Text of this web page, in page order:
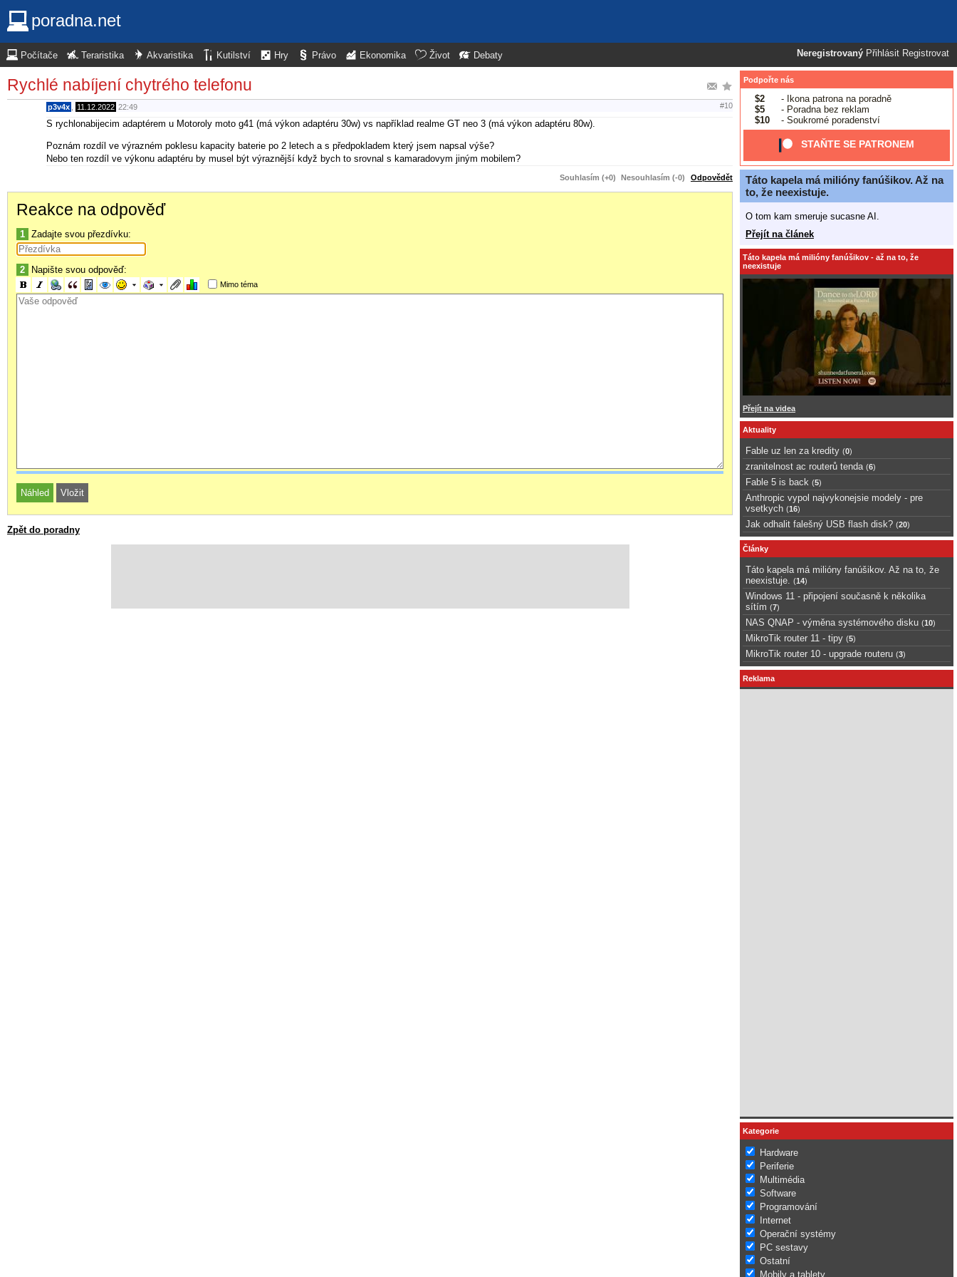
poradna.net
Neregistrovaný Přihlásit Registrovat
Počítače Teraristika Akvaristika Kutilství Hry Právo Ekonomika Život Debaty
Rychlé nabíjení chytrého telefonu
p3v4x 11.12.2022 22:49 #10
S rychlonabijecim adaptérem u Motoroly moto g41 (má výkon adaptéru 30w) vs například realme GT neo 3 (má výkon adaptéru 80w).
Poznám rozdíl ve výrazném poklesu kapacity baterie po 2 letech a s předpokladem který jsem napsal výše?
Nebo ten rozdíl ve výkonu adaptéru by musel být výraznější když bych to srovnal s kamaradovym jiným mobilem?
Souhlasím (+0) Nesouhlasím (-0) Odpovědět
Reakce na odpověď
1 Zadajte svou přezdívku:
2 Napište svou odpověď:
Mimo téma
Zpět do poradny
Podpořte nás
$2
- Ikona patrona na poradně
$5
- Poradna bez reklam
$10
- Soukromé poradenství
STAŇTE SE PATRONEM
Táto kapela má milióny fanúšikov. Až na
to, že neexistuje.
O tom kam smeruje sucasne AI.
Přejít na článek
Táto kapela má milióny fanúšikov - až na to, že
neexistuje
Přejít na videa
Aktuality
Fable uz len za kredity (0)
zranitelnost ac routerů tenda (6)
Fable 5 is back (5)
Anthropic vypol najvykonejsie modely - pre
vsetkych (16)
Jak odhalit falešný USB flash disk? (20)
Články
Táto kapela má milióny fanúšikov. Až na to, že
neexistuje.
(14)
Windows 11 - připojení současně k několika
sítím (7)
NAS QNAP - výměna systémového disku (10)
MikroTik router 11 - tipy (5)
MikroTik router 10 - upgrade routeru (3)
Reklama
Kategorie
Hardware
Periferie
Multimédia
Software
Programování
Internet
Operační systémy
PC sestavy
Ostatní
Mobily a tablety